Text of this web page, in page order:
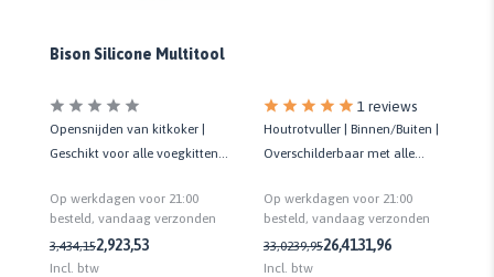
Bison Silicone Multitool
Opensnijden van kitkoker |
Geschikt voor alle voegkitten |
Op werkdagen voor 21:00
besteld, vandaag verzonden
3,434,152,923,53
Incl. btw
1 reviews
Houtrotvuller | Binnen/Buiten |
Overschilderbaar met alle
Op werkdagen voor 21:00
besteld, vandaag verzonden
33,0239,9526,4131,96
Incl. btw